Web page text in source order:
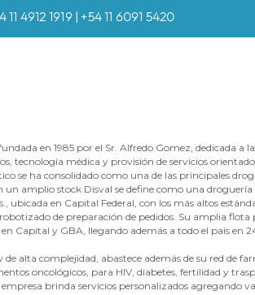
4912 1919 | +54 11 6091 5420
en 1985 por el Sr. Alfredo Gomez, dedicada a
tecnología médica y provisión de servicios
se ha consolidado como una de las principales
amplio stock Disval se define como una droguería
en Capital Federal, con los más altos
de preparación de pedidos. Su amplia
Capital y GBA, llegando además a todo el país en
alta complejidad, abastece además de su red de
oncológicos, para HIV, diabetes, fertilidad y
empresa brinda servicios personalizados agregando